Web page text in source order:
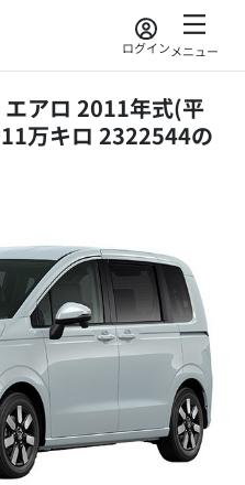
ログインメニュー
アロ 2011年式(平
万キロ 2322544の